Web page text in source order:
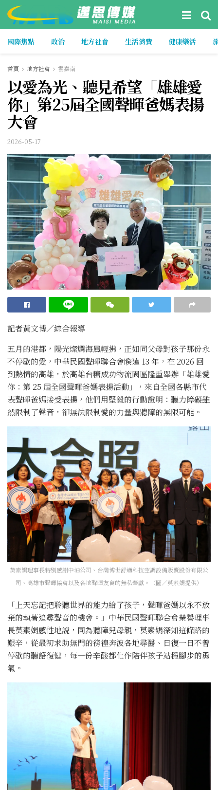
國際焦點 政治 地方社會 生活消費 健康樂活
首頁 地方社會 雲嘉南
以愛為光、聽見希望「雄雄愛
你」第25屆全國聲暉爸媽表揚
大會
2026-05-17
記者黃文博／綜合報導
五月的港都，陽光燦爛海風輕拂，正如同父母對孩子那份永
不停歇的愛，中華民國聲暉聯合會睽違 13 年，在 2026 回
到熱情的高雄，於高雄台糖成功物流園區隆重舉辦「雄雄愛
你：第 25 屆全國聲暉爸媽表揚活動」，來自全國各縣市代
表聲暉爸媽接受表揚，他們用堅毅的行動證明：聽力障礙雖
然限制了聲音，卻無法限制愛的力量與聽障的無限可能。
莫素娟理事長特別感謝中油公司、台灣博世舒適科技空調設備販賣股份有限公
司、高雄市聲暉協會以及各地聲暉友會的無私奉獻。（圖／莫素娟提供）
「上天忘記把聆聽世界的能力給了孩子，聲暉爸媽以永不放
棄的執著追尋聲音的機會。」中華民國聲暉聯合會榮譽理事
長莫素娟感性地說，同為聽障兒母親，莫素娟深知這條路的
艱辛，從最初求助無門的徬徨奔波各地尋醫、日復一日不曾
停歇的聽語復健，每一份辛酸都化作陪伴孩子站穩腳步的勇
氣。